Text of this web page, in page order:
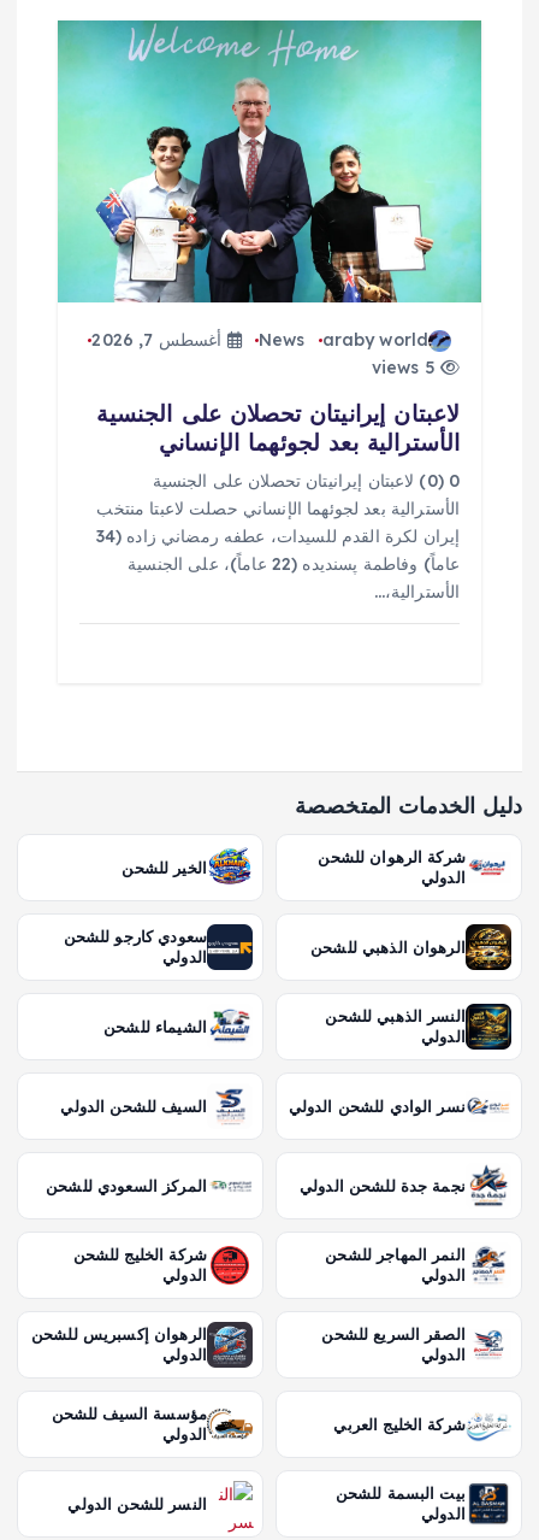
araby world
News
أغسطس 7, 2026
5 views
لاعبتان إيرانيتان تحصلان على الجنسية
الأسترالية بعد لجوئهما الإنساني
0 (0) لاعبتان إيرانيتان تحصلان على الجنسية
الأسترالية بعد لجوئهما الإنساني حصلت لاعبتا منتخب
إيران لكرة القدم للسيدات، عطفه رمضاني زاده (34
عاماً) وفاطمة پسنديده (22 عاماً)، على الجنسية
الأسترالية،…
دليل الخدمات المتخصصة
شركة الرهوان للشحن
الدولي
الخير للشحن
الرهوان الذهبي للشحن
سعودي كارجو للشحن
الدولي
النسر الذهبي للشحن
الدولي
الشيماء للشحن
نسر الوادي للشحن الدولي السيف للشحن الدولي
نجمة جدة للشحن الدولي المركز السعودي للشحن
النمر المهاجر للشحن
الدولي
شركة الخليج للشحن
الدولي
الصقر السريع للشحن
الدولي
الرهوان إكسبريس للشحن
الدولي
شركة الخليج العربي
مؤسسة السيف للشحن
الدولي
بيت البسمة للشحن
الدولي
النسر للشحن الدولي